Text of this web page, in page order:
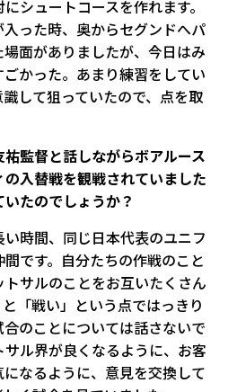
シュートコースを作れます。
った時、奥からセグンドへパ
面がありましたが、今日はみ
かった。あまり練習をしてい
して狙っていたので、点を取
監督と話しながらボアルース
入替戦を観戦されていました
たのでしょうか？
時間、同じ日本代表のユニフ
です。自分たちの作戦のこと
サルのことをお互いたくさん
「戦い」という点ではっきり
のことについては話さないで
ル界が良くなるように、お客
なるように、意見を交換して